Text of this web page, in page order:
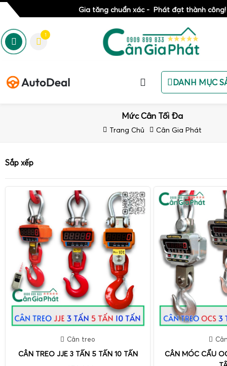
Gia tăng chuẩn xác - Phát đạt thành công!
1
DANH MỤC
Mức Cân Tối Đa
Trang Chủ Cân Gia Phát
Sắp xếp
Cân treo
CÂN TREO JJE 3 TẤN 5 TẤN 10 TẤN
CÂN MÓC CẨU